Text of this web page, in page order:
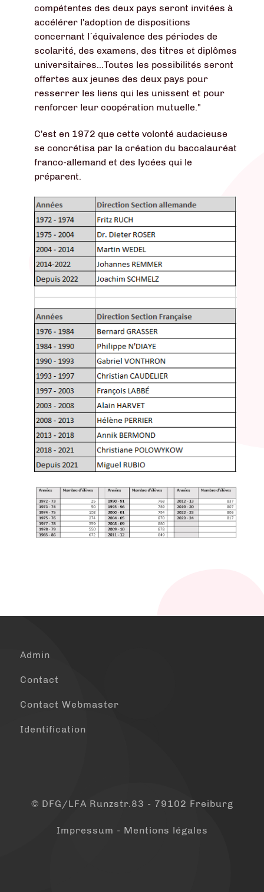
compétentes des deux pays seront invitées à
accélérer l'adoption de dispositions
concernant l´équivalence des périodes de
scolarité, des examens, des titres et diplômes
universitaires…Toutes les possibilités seront
offertes aux jeunes des deux pays pour
resserrer les liens qui les unissent et pour
renforcer leur coopération mutuelle."
C'est en 1972 que cette volonté audacieuse
se concrétisa par la création du baccalauréat
franco-allemand et des lycées qui le
préparent.
Admin
Contact
Contact Webmaster
Identification
© DFG/LFA Runzstr.83 - 79102 Freiburg
Impressum - Mentions légales